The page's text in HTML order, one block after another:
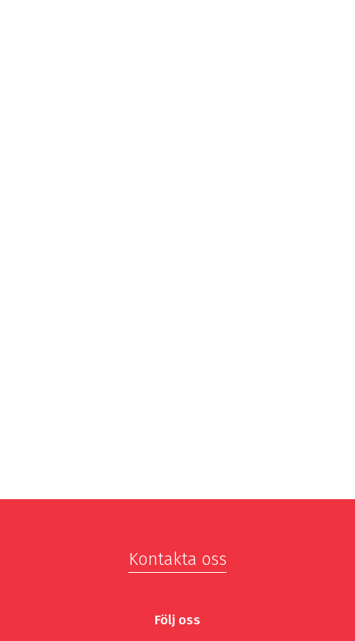
Kontakta oss
Följ oss